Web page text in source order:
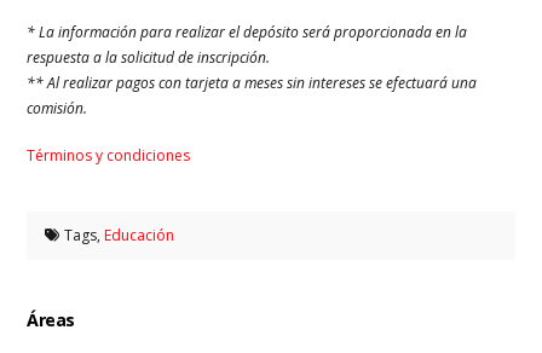
* La información para realizar el depósito será proporcionada en la
respuesta a la solicitud de inscripción.
** Al realizar pagos con tarjeta a meses sin intereses se efectuará una
comisión.
Términos y condiciones
Tags,Educación
Áreas